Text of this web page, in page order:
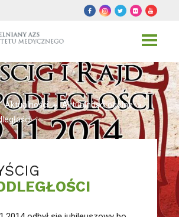
Toggle
Aktualności » Aktualności ogólne »